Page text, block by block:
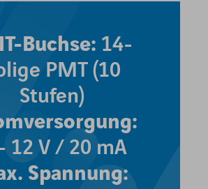
Buchse: 14-
PMT (10
Stufen)
12 V / 20 mA
Spannung: